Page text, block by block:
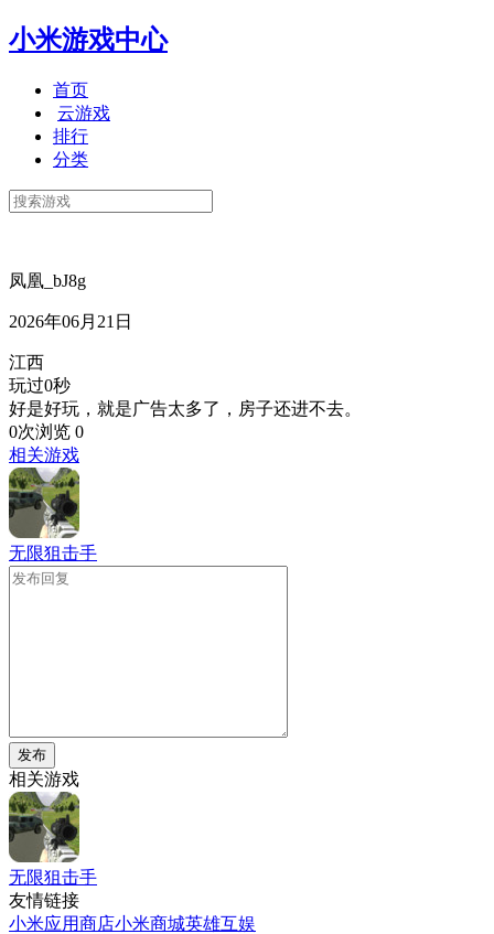
小米游戏中心
首页
云游戏
排行
分类
凤凰_bJ8g
2026年06月21日
江西
玩过0秒
好是好玩，就是广告太多了，房子还进不去。
0次浏览 0
相关游戏
无限狙击手
发布
相关游戏
无限狙击手
友情链接
小米应用商店小米商城英雄互娱